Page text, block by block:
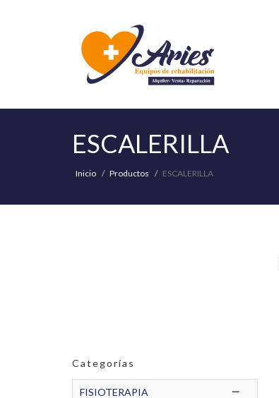
ESCALERILLA
Inicio Productos ESCALERILLA
Categorías
FISIOTERAPIA